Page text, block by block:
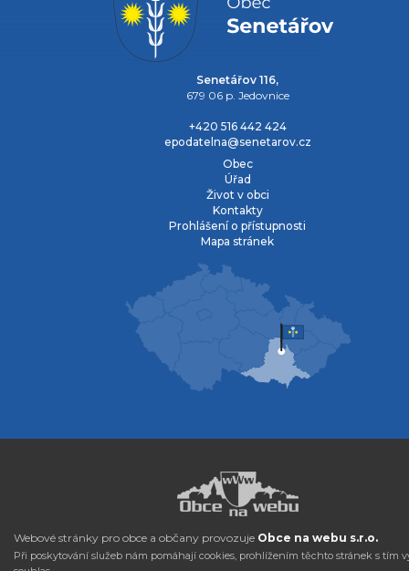
Senetářov 116,
679 06 p. Jedovnice
+420 516 442 424
epodatelna@senetarov.cz
Obec
Úřad
Život v obci
Kontakty
Prohlášení o přístupnosti
Mapa stránek
Webové stránky pro obce a občany provozuje Obce na webu s.r.o.
Při poskytování služeb nám pomáhají cookies, prohlížením těchto stránek s tím